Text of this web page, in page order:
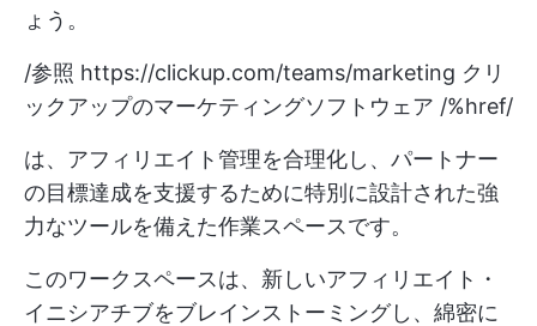
ょう。
/参照 https://clickup.com/teams/marketing クリ
ックアップのマーケティングソフトウェア /%href/
は、アフィリエイト管理を合理化し、パートナー
の目標達成を支援するために特別に設計された強
力なツールを備えた作業スペースです。
このワークスペースは、新しいアフィリエイト・
イニシアチブをブレインストーミングし、綿密に